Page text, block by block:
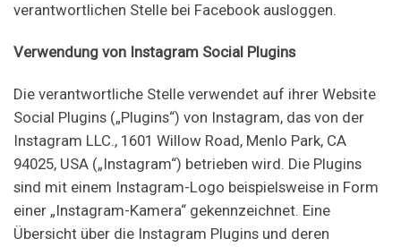
verantwortlichen Stelle bei Facebook ausloggen.
Verwendung von Instagram Social Plugins
Die verantwortliche Stelle verwendet auf ihrer Website
Social Plugins („Plugins“) von Instagram, das von der
Instagram LLC., 1601 Willow Road, Menlo Park, CA
94025, USA („Instagram“) betrieben wird. Die Plugins
sind mit einem Instagram-Logo beispielsweise in Form
einer „Instagram-Kamera“ gekennzeichnet. Eine
Übersicht über die Instagram Plugins und deren